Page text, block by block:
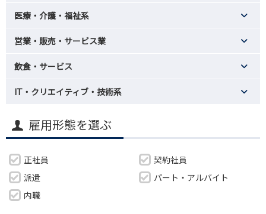
医療・介護・福祉系
営業・販売・サービス業
飲食・サービス
IT・クリエイティブ・技術系
雇用形態を選ぶ
正社員
契約社員
派遣
パート・アルバイト
内職